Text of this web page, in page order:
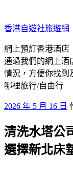
至
主
要
內
容
香港自遊社旅遊網
網上預訂香港酒店
通過我們的網上酒
情況，方便你找到
哪裡旅行/自由行
發
於
2026 年 5 月 16 日
清洗水塔公
選擇新北床